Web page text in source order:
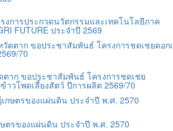
การประกวดนวัตกรรมและเทคโนโลยีภาค
FUTURE ประจำปี 2569
าก ขอประชาสัมพันธ์ โครงการชดเชย
าวโพดเลี้ยงสัตว์ ปีการผลิต 2569/70
ตรของแผ่นดิน ประจำปี พ.ศ. 2570